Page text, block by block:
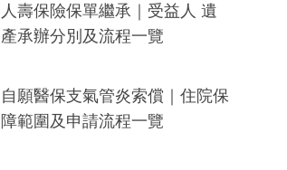
人壽保險保單繼承｜受益人 遺
產承辦分別及流程一覽
自願醫保支氣管炎索償｜住院保
障範圍及申請流程一覽